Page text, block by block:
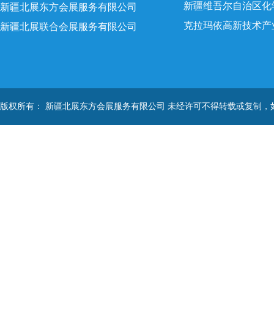
新疆北展东方会展服务有限公司
新疆北展联合会展服务有限公司
新疆维吾尔自治区化
克拉玛依高新技术
版权所有： 新疆北展东方会展服务有限公司 未经许可不得转载或复制